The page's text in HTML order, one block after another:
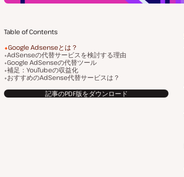
Table of Contents
Google Adsenseとは？
AdSenseの代替サービスを検討する理由
Google AdSenseの代替ツール
補足：YouTubeの収益化
おすすめのAdSense代替サービスは？
記事のPDF版をダウンロード